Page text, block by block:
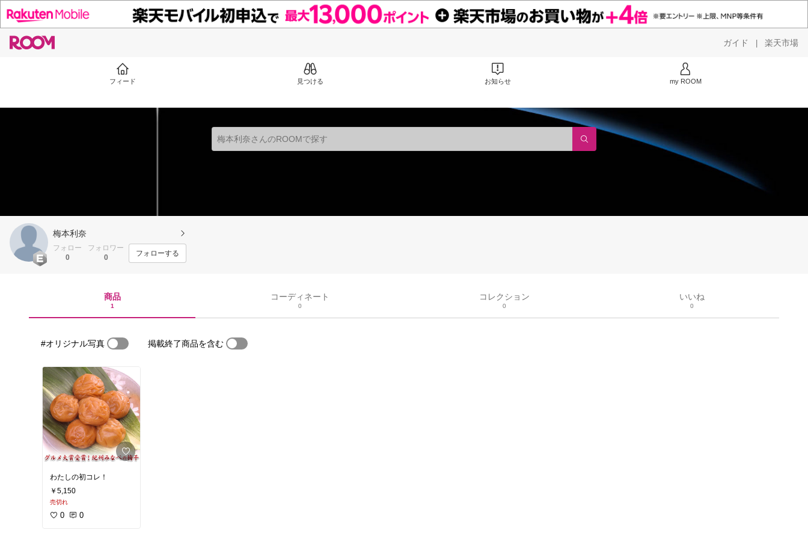
ガイド | 楽天市場
フィード 見つける お知らせ my ROOM
梅本利奈
フォロー
0
フォロワー
0
フォローする
商品
1
コーディネート
0
コレクション
0
いいね
0
#オリジナル写真 掲載終了商品を含む
わたしの初コレ！
￥5,150
売切れ
0 0